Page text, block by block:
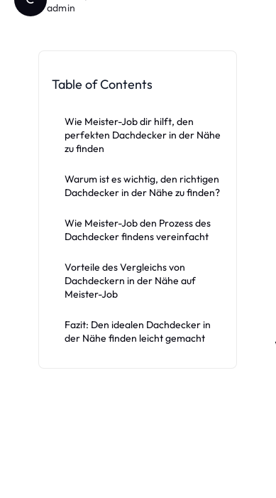
admin
Table of Contents
Wie Meister-Job dir hilft, den
perfekten Dachdecker in der Nähe
zu finden
Warum ist es wichtig, den richtigen
Dachdecker in der Nähe zu finden?
Wie Meister-Job den Prozess des
Dachdecker findens vereinfacht
Vorteile des Vergleichs von
Dachdeckern in der Nähe auf
Meister-Job
Fazit: Den idealen Dachdecker in
der Nähe finden leicht gemacht